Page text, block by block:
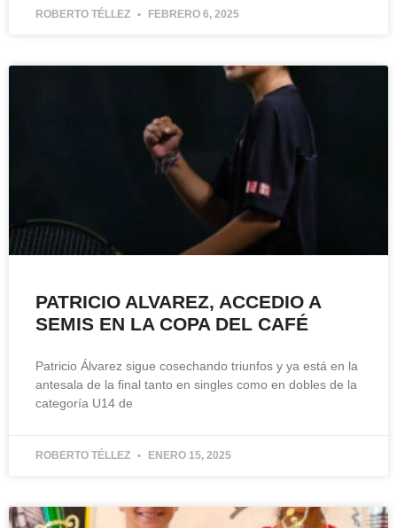
ROBERTO TÉLLEZ FEBRERO 6, 2025
PATRICIO ALVAREZ, ACCEDIO A
SEMIS EN LA COPA DEL CAFÉ
Patricio Álvarez sigue cosechando triunfos y ya está en la
antesala de la final tanto en singles como en dobles de la
categoría U14 de
ROBERTO TÉLLEZ ENERO 15, 2025